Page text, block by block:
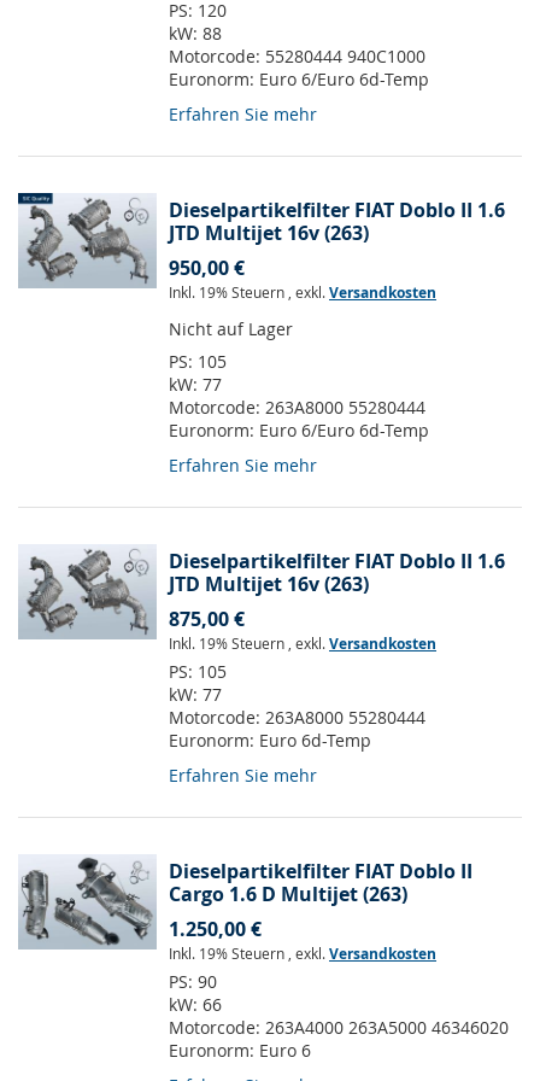
PS: 120
kW: 88
Motorcode: 55280444 940C1000
Euronorm: Euro 6/Euro 6d-Temp
Erfahren Sie mehr
Dieselpartikelfilter FIAT Doblo II 1.6
JTD Multijet 16v (263)
950,00 €
Inkl. 19% Steuern , exkl.Versandkosten
Nicht auf Lager
PS: 105
kW: 77
Motorcode: 263A8000 55280444
Euronorm: Euro 6/Euro 6d-Temp
Erfahren Sie mehr
Dieselpartikelfilter FIAT Doblo II 1.6
JTD Multijet 16v (263)
875,00 €
Inkl. 19% Steuern , exkl.Versandkosten
PS: 105
kW: 77
Motorcode: 263A8000 55280444
Euronorm: Euro 6d-Temp
Erfahren Sie mehr
Dieselpartikelfilter FIAT Doblo II
Cargo 1.6 D Multijet (263)
1.250,00 €
Inkl. 19% Steuern , exkl.Versandkosten
PS: 90
kW: 66
Motorcode: 263A4000 263A5000 46346020
Euronorm: Euro 6